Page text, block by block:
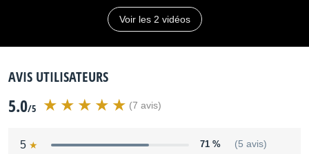
Voir les 2 vidéos
AVIS UTILISATEURS
5.0/5 (7 avis)
5 71 % (5 avis)